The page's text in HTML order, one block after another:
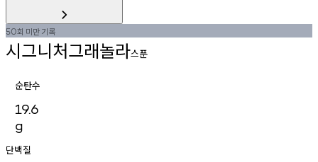
50회 미만기록
시그니처그래놀라스푼
순탄수
19.6
g
단백질